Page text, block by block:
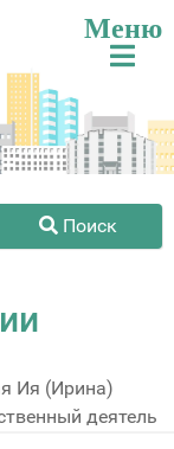
Поиск
Ия (Ирина)
деятель